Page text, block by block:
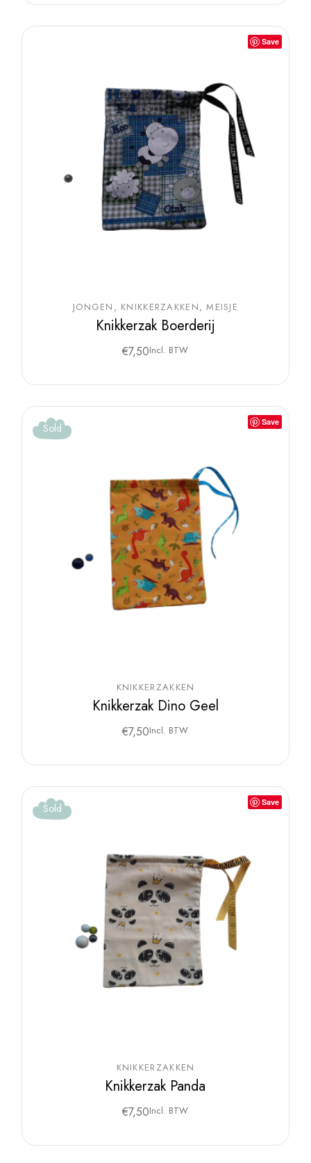
Save
JONGEN KNIKKERZAKKEN MEISJE
Knikkerzak Boerderij
€7,50Incl. BTW
Save
Sold
KNIKKERZAKKEN
Knikkerzak Dino Geel
€7,50Incl. BTW
Save
Sold
KNIKKERZAKKEN
Knikkerzak Panda
€7,50Incl. BTW